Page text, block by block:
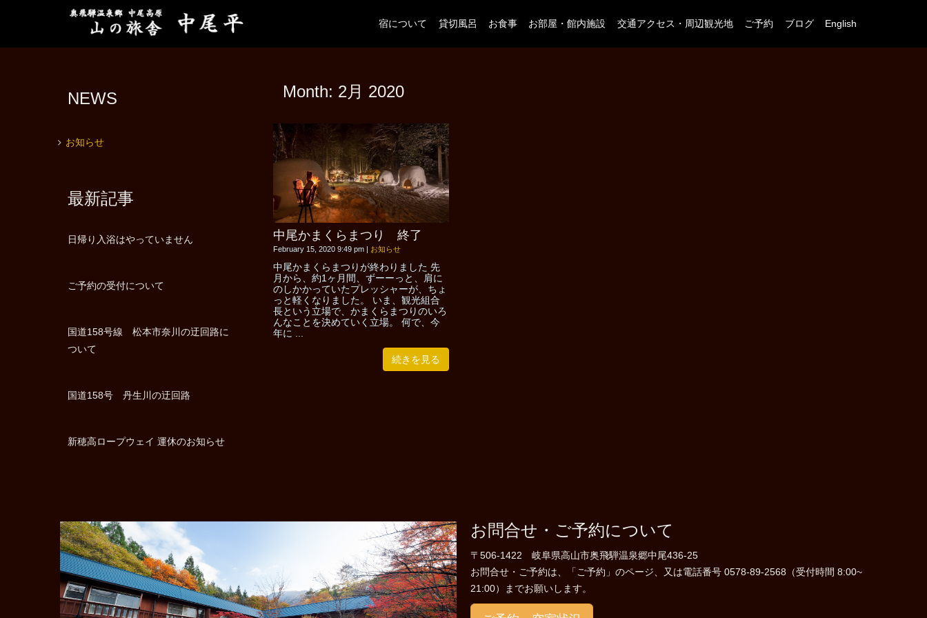
宿について 貸切風呂 お食事 お部屋・館内施設 交通アクセス・周辺観光地 ご予約 ブログ English
Month: 2月 2020
中尾かまくらまつり 終了
February 15, 2020 9:49 pm| お知らせ
中尾かまくらまつりが終わりました 先
月から、約1ヶ月間、ずーーっと、肩に
のしかかっていたプレッシャーが、ちょ
っと軽くなりました。 いま、観光組合
長という立場で、かまくらまつりのいろ
んなことを決めていく立場。 何で、今
年に ...
続きを見る
NEWS
お知らせ
最新記事
日帰り入浴はやっていません
ご予約の受付について
国道158号線 松本市奈川の迂回路に
ついて
国道158号 丹生川の迂回路
新穂高ロープウェイ 運休のお知らせ
お問合せ・ご予約について
〒506-1422 岐阜県高山市奥飛騨温泉郷中尾436-25
お問合せ・ご予約は、「ご予約」のページ、又は電話番号 0578-89-2568（受付時間 8:00~
21:00）までお願いします。